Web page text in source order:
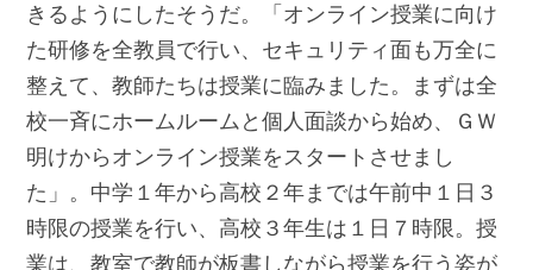
きるようにしたそうだ。「オンライン授業に向け
た研修を全教員で行い、セキュリティ面も万全に
整えて、教師たちは授業に臨みました。まずは全
校一斉にホームルームと個人面談から始め、ＧＷ
明けからオンライン授業をスタートさせまし
た」。中学１年から高校２年までは午前中１日３
時限の授業を行い、高校３年生は１日７時限。授
業は、教室で教師が板書しながら授業を行う姿が